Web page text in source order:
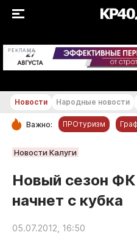
РЕКЛАМА
РУБРИКИ
Обнинск
Статьи
Народные новости
Новости Народные новости
Важно: ПРОтуризм
Новости Калуги
Новый сезон ФК
начнет с кубка
05.07.2012, 16:50